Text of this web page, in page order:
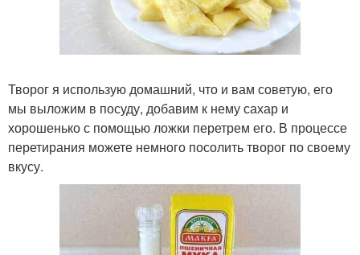
Творог я использую домашний, что и вам советую, его
мы выложим в посуду, добавим к нему сахар и
хорошенько с помощью ложки перетрем его. В процессе
перетирания можете немного посолить творог по своему
вкусу.